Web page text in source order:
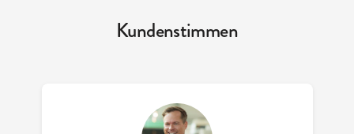
Kundenstimmen